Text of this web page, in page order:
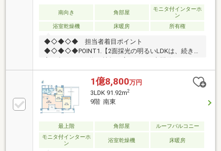
南向き 角部屋
モニタ付インターホ
ン
浴室乾燥機
床暖房 所有権
◆◇◆◇◆ 担当者着目ポイント
◆◇◆◇◆POINT1.【2面採光の明るいLDKは、続き洋
能】POINT2.【納戸などを備えた豊富な収納力！床暖
房やエコカラット、浴室乾燥機を装備した充実の設
備・仕様】POINT3.【南ワイドバルコニーは陽当り良
好！ハンギングプランターで彩り豊かにするのもおす
すめ♪】POINT4.【豊かな自然と都会的な利便性、穏や
います】
◇◆◇◆◇◆◇◆◇◆◇◆◇◆◇◆◇◆『スーモを
見て』とお伝えいただくとスムーズです～東急リバブ
1億8,800万円
3LDK 91.92m2
9階 南東
最上階 角部屋
ルーフバルコニー
モニタ付インターホ
ン
浴室乾燥機 床暖房